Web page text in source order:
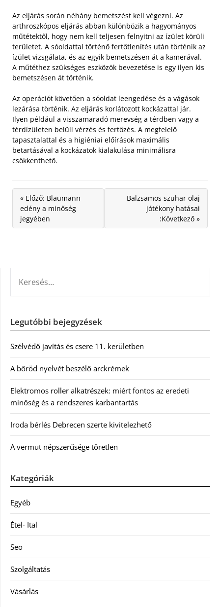
Az eljárás során néhány bemetszést kell végezni. Az
arthroszkópos eljárás abban különbözik a hagyományos
műtétektől, hogy nem kell teljesen felnyitni az ízület körüli
területet. A sóoldattal történő fertőtlenítés után történik az
ízület vizsgálata, és az egyik bemetszésen át a kamerával.
A műtéthez szükséges eszközök bevezetése is egy ilyen kis
bemetszésen át történik.
Az operációt követően a sóoldat leengedése és a vágások
lezárása történik. Az eljárás korlátozott kockázattal jár.
Ilyen például a visszamaradó merevség a térdben vagy a
térdízületen belüli vérzés és fertőzés. A megfelelő
tapasztalattal és a higiéniai előírások maximális
betartásával a kockázatok kialakulása minimálisra
csökkenthető.
« Előző: Blaumann
edény a minőség
jegyében
Balzsamos szuhar olaj
jótékony hatásai
:Következő »
Legutóbbi bejegyzések
Szélvédő javítás és csere 11. kerületben
A bőröd nyelvét beszélő arckrémek
Elektromos roller alkatrészek: miért fontos az eredeti
minőség és a rendszeres karbantartás
Iroda bérlés Debrecen szerte kivitelezhető
A vermut népszerűsége töretlen
Kategóriák
Egyéb
Étel- Ital
Seo
Szolgáltatás
Vásárlás